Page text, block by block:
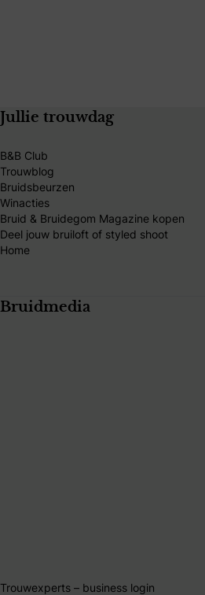
Jullie trouwdag
B&B Club
Trouwblog
Bruidsbeurzen
Winacties
Bruid & Bruidegom Magazine kopen
Deel jouw bruiloft of styled shoot
Home
Bruidmedia
Trouwexperts – business login